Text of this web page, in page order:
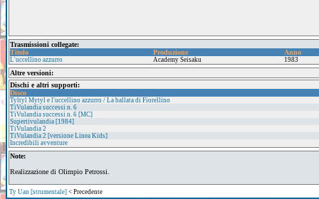
Trasmissioni collegate:
Titolo
Produzione Anno
L'uccellino azzurro Academy Seisaku 1983
Altre versioni:
Dischi e altri supporti:
Disco
Tyltyl Mytyl e l'uccellino azzurro / La ballata di Fiorellino
TiVulandia successi n. 6
TiVulandia successi n. 6 [MC]
Supertivulandia [1984]
TiVulandia 2
TiVulandia 2 [versione Linea Kids]
Incredibili avventure
Note:
Realizzazione di Olimpio Petrossi.
Ty Uan [strumentale] < Precedente